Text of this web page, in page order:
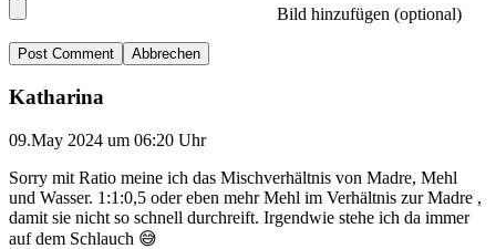
Bild hinzufügen (optional)
Abbrechen
Katharina
09.May 2024 um 06:20 Uhr
Sorry mit Ratio meine ich das Mischverhältnis von Madre, Mehl
und Wasser. 1:1:0,5 oder eben mehr Mehl im Verhältnis zur Madre ,
damit sie nicht so schnell durchreift. Irgendwie stehe ich da immer
auf dem Schlauch 😅